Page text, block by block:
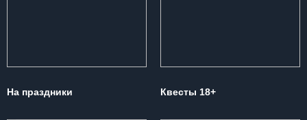
На праздники Квесты 18+